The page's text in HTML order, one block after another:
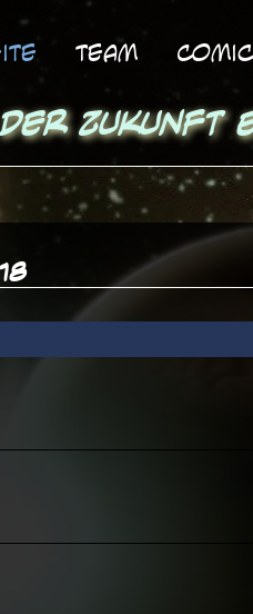
Team
Der Zukunft